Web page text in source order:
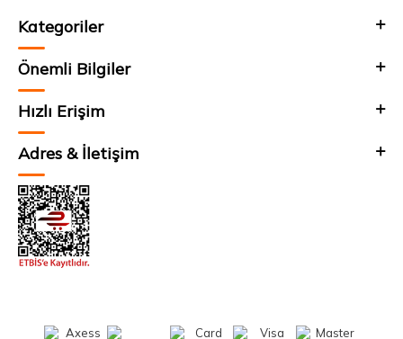
Kategoriler
Önemli Bilgiler
Hızlı Erişim
Adres & İletişim